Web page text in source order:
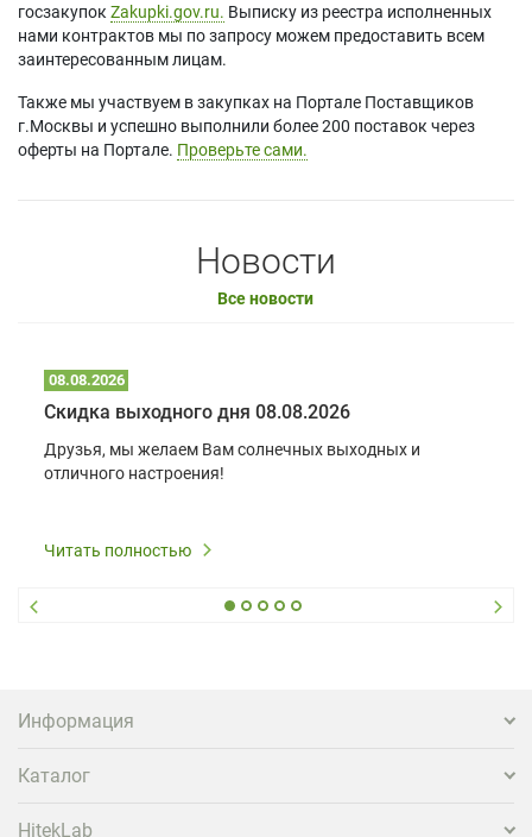
госзакупок Zakupki.gov.ru. Выписку из реестра исполненных
нами контрактов мы по запросу можем предоставить всем
заинтересованным лицам.
Также мы участвуем в закупках на Портале Поставщиков
г.Москвы и успешно выполнили более 200 поставок через
оферты на Портале. Проверьте сами.
Новости
Все новости
08.08.2026
Скидка выходного дня 08.08.2026
Друзья, мы желаем Вам солнечных выходных и
отличного настроения!
Читать полностью
Информация
Каталог
HitekLab